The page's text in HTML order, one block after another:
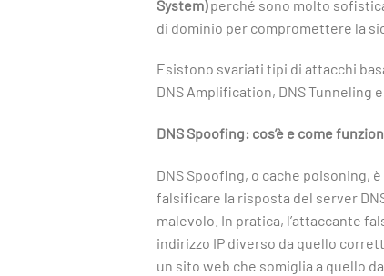
System)perché sono molto
di dominio per compromettere la
Esistono svariati tipi di attacchi
DNS Amplification, DNS Tunneling
DNS Spoofing: cos’è e come
DNS Spoofing, o cache poisoning,
falsificare la risposta del server
malevolo. In pratica, l’attaccante
indirizzo IP diverso da quello
un sito web che somiglia a quello